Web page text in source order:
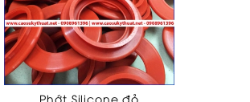
Phớt Silicone đỏ